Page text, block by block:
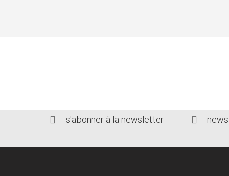
s'abonner à la newsletter